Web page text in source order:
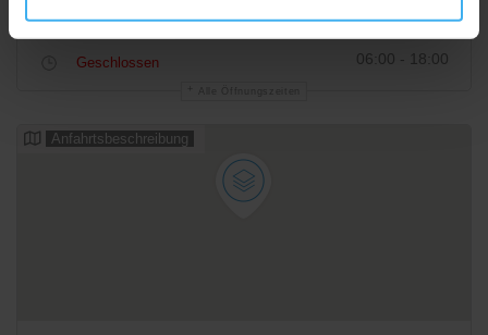
Geschlossen 06:00 - 18:00
Anfahrtsbeschreibung